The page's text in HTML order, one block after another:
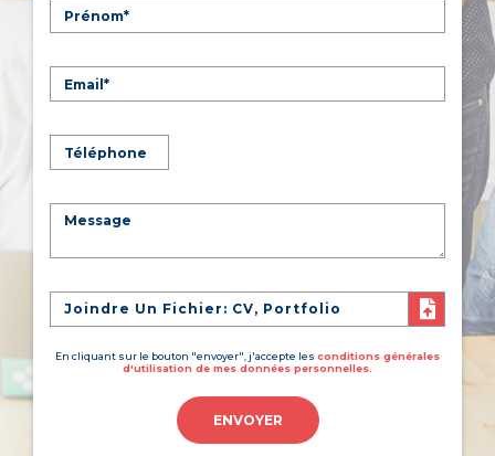
Joindre Un Fichier: CV, Portfolio
En cliquant sur le bouton "envoyer", j'accepte les conditions générales
d'utilisation de mes données personnelles.
ENVOYER